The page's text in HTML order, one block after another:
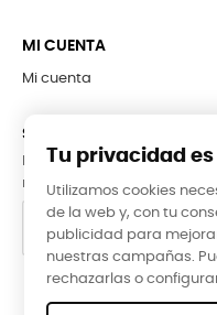
MI CUENTA
Mi cuenta
SUBCRÍBETE A LA
Puede darse de baja en
nuestra información de
Tu privacidad
Utilizamos cookies
de la web y, con tu
publicidad para
nuestras campañas.
rechazarlas o